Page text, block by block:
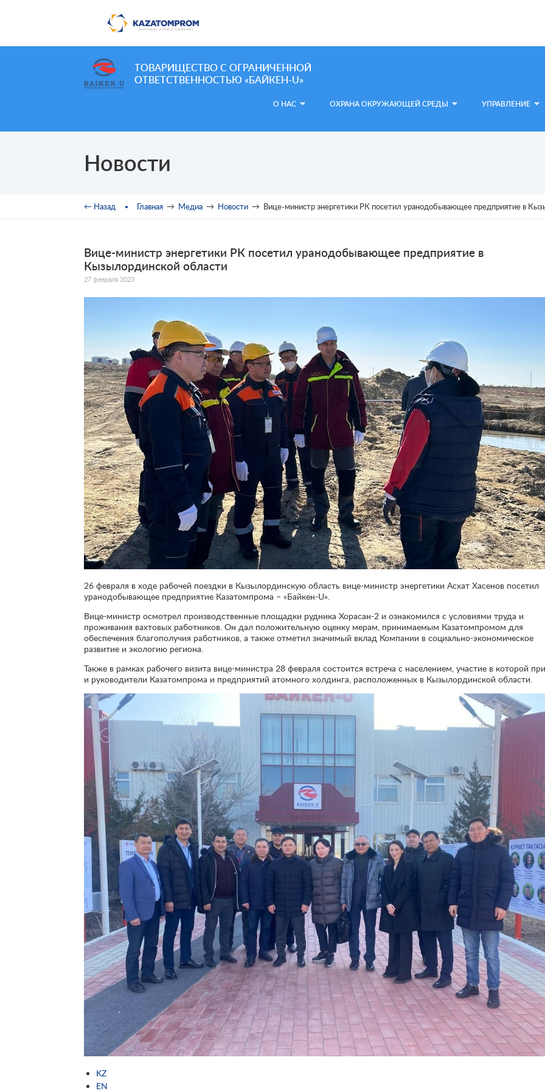
ТОВАРИЩЕСТВО С ОГРАНИЧЕННОЙ
ОТВЕТСТВЕННОСТЬЮ «БАЙКЕН-U»
О НАС ОХРАНА ОКРУЖАЮЩЕЙ СРЕДЫ УПРАВЛЕНИЕ
Новости
Вы здесь
← Назад Главная → Медиа → Новости → Вице-министр энергетики РК посетил уранодобывающее предприятие в
Вице-министр энергетики РК посетил уранодобывающее предприятие в
Кызылординской области
27 февраля 2023
26 февраля в ходе рабочей поездки в Кызылординскую область вице-министр энергетики Асхат Хасенов посетил
уранодобывающее предприятие Казатомпрома – «Байкен-U».
Вице-министр осмотрел производственные площадки рудника Хорасан-2 и ознакомился с условиями труда и
проживания вахтовых работников. Он дал положительную оценку мерам, принимаемым Казатомпромом для
обеспечения благополучия работников, а также отметил значимый вклад Компании в социально-экономическое
развитие и экологию региона.
Также в рамках рабочего визита вице-министра 28 февраля состоится встреча с населением, участие в которой
и руководители Казатомпрома и предприятий атомного холдинга, расположенных в Кызылординской области.
KZ
EN